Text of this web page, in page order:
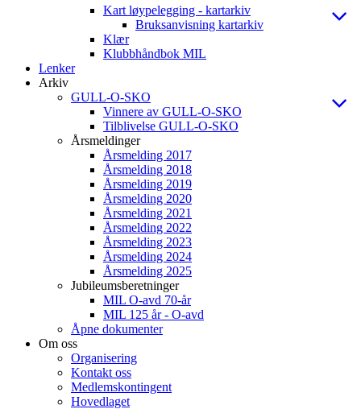
Kart løypelegging - kartarkiv
Bruksanvisning kartarkiv
Klær
Klubbhåndbok MIL
Lenker
Arkiv
GULL-O-SKO
Vinnere av GULL-O-SKO
Tilblivelse GULL-O-SKO
Årsmeldinger
Årsmelding 2017
Årsmelding 2018
Årsmelding 2019
Årsmelding 2020
Årsmelding 2021
Årsmelding 2022
Årsmelding 2023
Årsmelding 2024
Årsmelding 2025
Jubileumsberetninger
MIL O-avd 70-år
MIL 125 år - O-avd
Åpne dokumenter
Om oss
Organisering
Kontakt oss
Medlemskontingent
Hovedlaget